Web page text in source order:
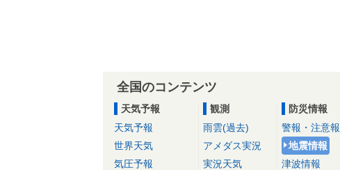
全国のコンテンツ
天気予報
天気予報
世界天気
気圧予報
観測
雨雲(過去)
アメダス実況
実況天気
防災情報
警報・注意報
地震情報
津波情報